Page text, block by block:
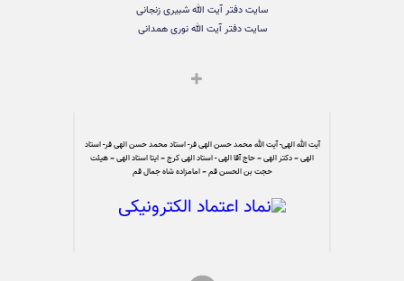
سایت دفتر آیت الله شبیری زنجانی
سایت دفتر آیت الله نوری همدانی
آیت الله الهی- آیت الله محمد حسن الهی فر- استاد محمد حسن الهی فر- استاد
الهی – دکتر الهی – حاج آقا الهی - استاد الهی کرج – ایتا استاد الهی – هیئت
حجت بن الحسن قم – امامزاده شاه جمال قم